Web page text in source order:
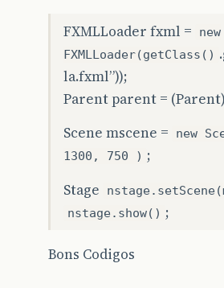
FXMLLoader fxml =
new
FXMLLoader(getClass()
la.fxml”));
Parent parent = (Parent)
Scene mscene =
new
1300, 750 ) ;
Stage
nstage.show() ;
Bons Codigos